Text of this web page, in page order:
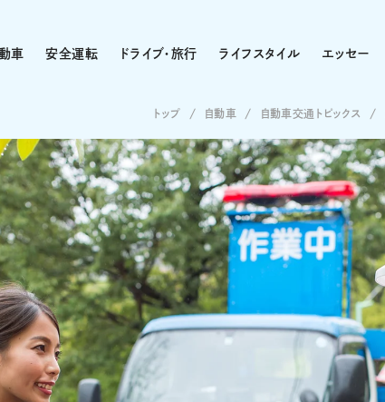
車 安全運転 ドライブ・旅行 ライフスタイル エッセー
トップ 自動車 自動車交通トピックス